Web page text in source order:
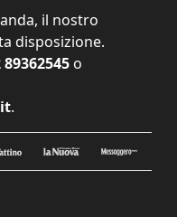
il nostro
disposizione.
89362545 o
.